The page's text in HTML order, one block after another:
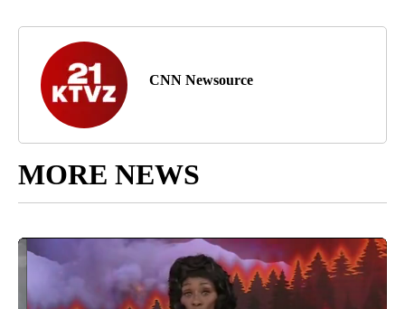
CNN Newsource
MORE NEWS